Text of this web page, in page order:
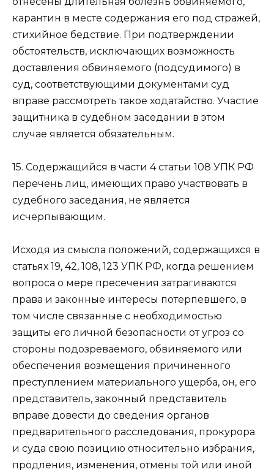
карантин в месте содержания его под стражей,
стихийное бедствие. При подтверждении
обстоятельств, исключающих возможность
доставления обвиняемого (подсудимого) в
суд, соответствующими документами суд
вправе рассмотреть такое ходатайство. Участие
защитника в судебном заседании в этом
случае является обязательным.
15. Содержащийся в части 4 статьи 108 УПК РФ
перечень лиц, имеющих право участвовать в
судебного заседания, не является
исчерпывающим.
Исходя из смысла положений, содержащихся в
статьях 19, 42, 108, 123 УПК РФ, когда решением
вопроса о мере пресечения затрагиваются
права и законные интересы потерпевшего, в
том числе связанные с необходимостью
защиты его личной безопасности от угроз со
стороны подозреваемого, обвиняемого или
обеспечения возмещения причиненного
преступлением материального ущерба, он, его
представитель, законный представитель
вправе довести до сведения органов
предварительного расследования, прокурора
и суда свою позицию относительно избрания,
продления, изменения, отмены той или иной